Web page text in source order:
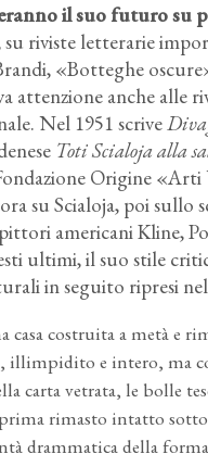
il suo futuro su
su riviste letterarie
«Botteghe
attenzione anche alle
Nel 1951 scrive
Toti Scialoja alla
Origine
su Scialoja, poi
americani Kline,
ultimi, il suo stile
in seguito ripresi
casa costruita a metà e
e intero, ma
carta vetrata, le bolle
rimasto intatto sotto
drammatica della